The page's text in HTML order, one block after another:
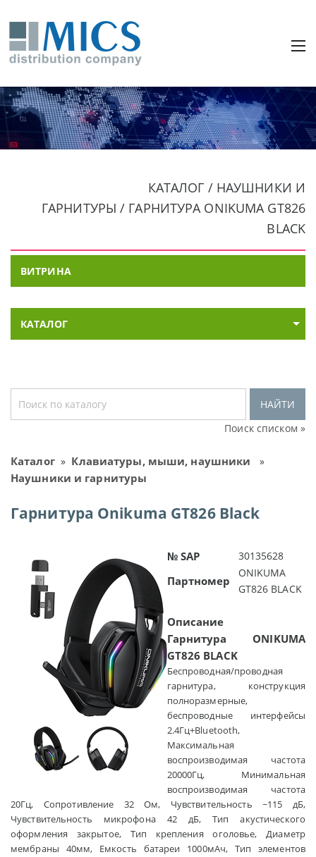
КАТАЛОГ / НАУШНИКИ И
ГАРНИТУРЫ / ГАРНИТУРА ONIKUMA GT826
BLACK
ВИТРИНА
КАТАЛОГ
НАЙТИ
Поиск списком »
Каталог» Клавиатуры, мыши, наушники »
Наушники и гарнитуры
Гарнитура Onikuma GT826 Black
№ SAP 30135628
Партномер
ONIKUMA
GT826 BLACK
Описание
Гарнитура ONIKUMA
GT826 BLACK
Беспроводная/проводная
гарнитура, конструкция
полноразмерные,
беспроводные интерфейсы
2.4Гц+Bluetooth,
Максимальная
воспроизводимая частота
20000Гц, Минимальная
воспроизводимая частота
20Гц, Сопротивление 32 Ом, Чувствительность ~115 дБ,
Чувствительность микрофона 42 дБ, Тип акустического
оформления закрытое, Тип крепления оголовье, Диаметр
мембраны 40мм, Емкость батареи 1000мАч, Тип элементов